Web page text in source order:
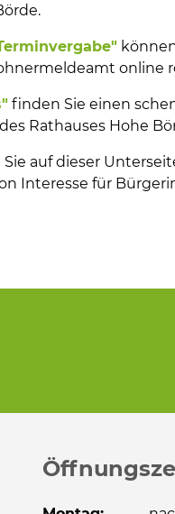
können
online
finden Sie einen
Rathauses Hohe
auf dieser
Interesse für